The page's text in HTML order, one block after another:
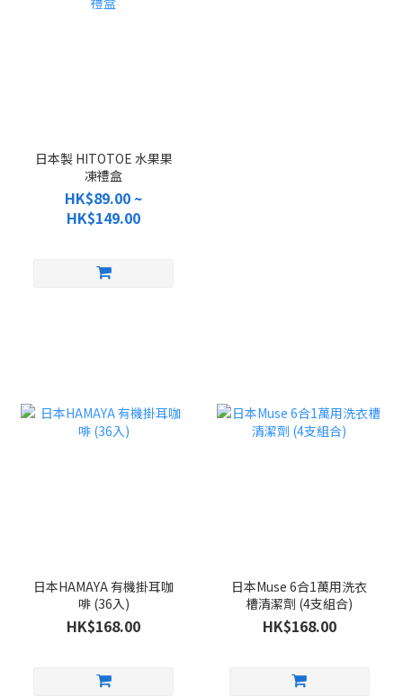
日本製 HITOTOE 水果果
凍禮盒
HK$89.00 ~
HK$149.00
日本HAMAYA 有機掛耳咖
啡 (36入)
HK$168.00
日本Muse 6合1萬用洗衣
槽清潔劑 (4支組合)
HK$168.00